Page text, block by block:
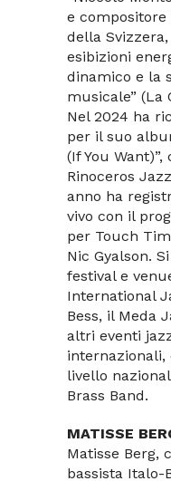
e
della
esibizioni
dinamico e la
musicale” (La
Nel 2024 ha
per il suo
(If You
Rinoceros
anno ha
vivo con il
per Touch
Nic Gyalson.
festival e
International
Bess, il Meda
altri eventi
livello
Brass Band.
MATISSE
Matisse Berg,
bassista Italo-